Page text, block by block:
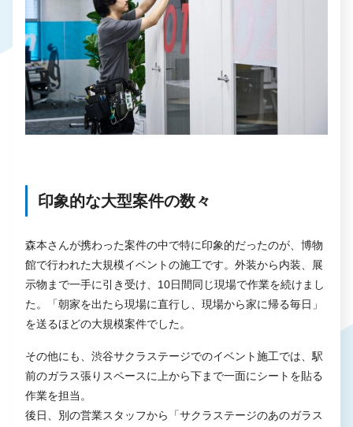
印象的な大型案件の数々
森本さんが携わった案件の中で特に印象的だったのが、博物
館で行われた大規模イベントの施工です。外装から内装、展
示物まで一手に引き受け、10日間同じ現場で作業を続けまし
た。「朝家を出たら現場に直行し、現場から家に帰る毎日」
を送るほどの大規模案件でした。
その他にも、渋谷サクラステージでのイベント施工では、駅
前のガラス張りスペースに上から下まで一面にシートを貼る
作業を担当。
後日、別の営業スタッフから「サクラステージのあのガラス